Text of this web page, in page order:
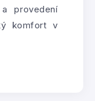
provedení
komfort v